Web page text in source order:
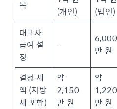
목
(개인)
(법인)
대표자
급여 설
정
–
6,000
만 원
결정 세
액 (지방
세 포함)
약
2,150
만 원
약
1,220
만 원